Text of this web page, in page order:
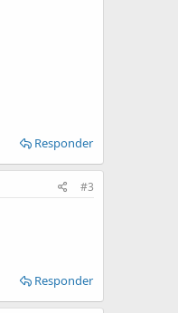
Responder
#3
Responder